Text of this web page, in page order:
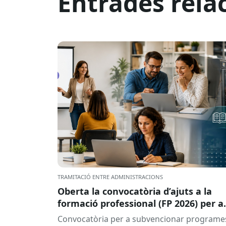
TRAMITACIÓ ENTRE ADMINISTRACIONS
Oberta la convocatòria d’ajuts a la
formació professional (FP 2026) per a
persones treballadores ocupades
Convocatòria per a subvencionar